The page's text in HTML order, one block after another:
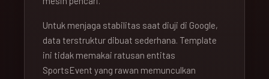
Untuk menjaga stabilitas saat diuji di Google,
data terstruktur dibuat sederhana. Template
ini tidak memakai ratusan entitas
SportsEvent yang rawan memunculkan